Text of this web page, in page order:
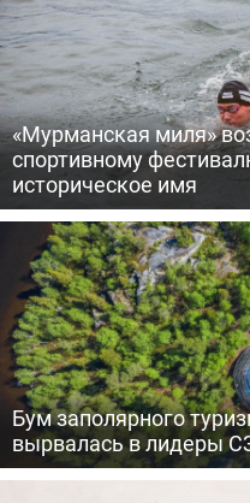
«Мурманская миля»
спортивному
историческое имя
Бум заполярного
вырвалась в лидеры